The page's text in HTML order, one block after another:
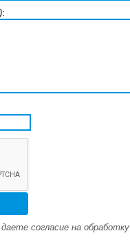
:
согласие на